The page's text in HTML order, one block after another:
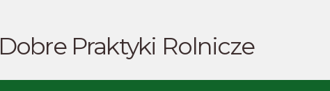
Dobre Praktyki Rolnicze